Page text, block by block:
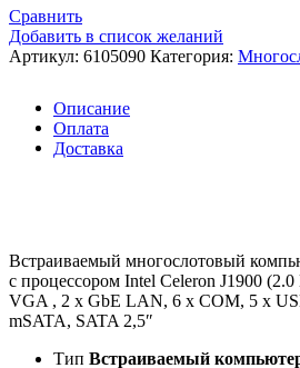
Сравнить
Добавить в список желаний
Артикул: 6105090 Категория:
Описание
Оплата
Доставка
Встраиваемый многослотовый
с процессором Intel Celeron J1900
VGA , 2 x GbE LAN, 6 x COM, 5 x
mSATA, SATA 2,5″
Тип Встраиваемый